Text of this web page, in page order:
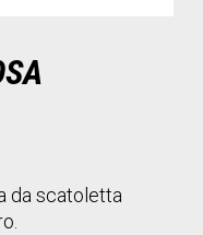
da scatoletta